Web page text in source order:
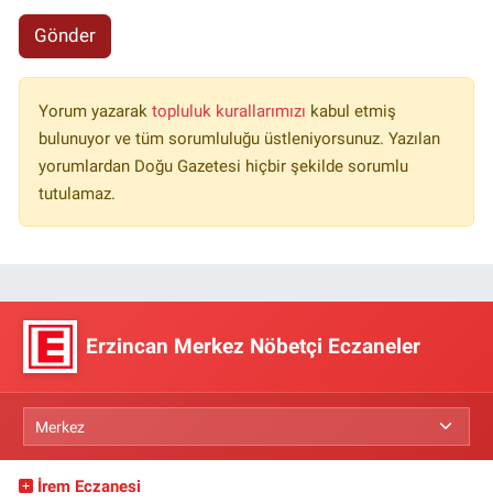
Gönder
Yorum yazarak topluluk kurallarımızı kabul etmiş
bulunuyor ve tüm sorumluluğu üstleniyorsunuz. Yazılan
yorumlardan Doğu Gazetesi hiçbir şekilde sorumlu
tutulamaz.
Erzincan Merkez Nöbetçi Eczaneler
İrem Eczanesi